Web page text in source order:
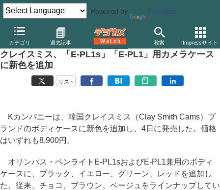
Powered by Translate
カテゴリ 過去記事 検索 Impressサイト
デジカメ Watch その他
クレイスミス、「E-PL1s」「E-PL1」用カメラケース
に新色を追加
リスト
Kカンパニーは、韓国クレイスミス（Clay Smith Cams）ブ
ランドのボディケースに新色を追加し、4日に発売した。価格
はいずれも8,900円。
オリンパス・ペンライトE-PL1sおよびE-PL1兼用のボディ
ケースに、ブラック、イエロー、グリーン、レッドを追加し
た。従来、チョコ、ブラウン、ベージュをラインナップしてい